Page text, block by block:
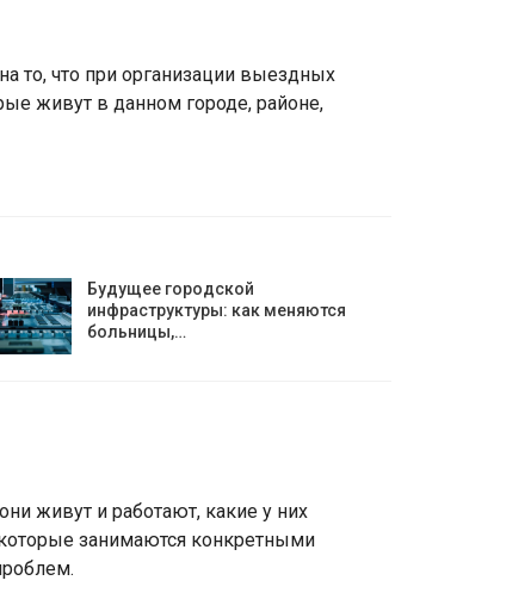
то, что при организации выездных
живут в данном городе, районе,
Будущее городской
инфраструктуры: как меняются
больницы,…
живут и работают, какие у них
занимаются конкретными